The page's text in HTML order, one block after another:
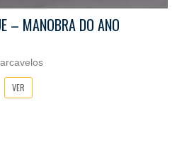
– MANOBRA DO ANO
VER